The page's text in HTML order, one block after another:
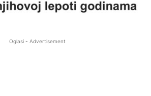
Oglasi - Advertisement